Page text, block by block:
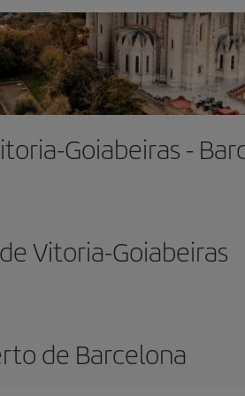
Goiabeiras -
Vitoria-Goiabeiras
de Barcelona